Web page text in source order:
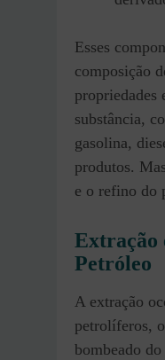
Esses
composição
propriedades
substância,
gasolina,
produtos.
e o refino do
Extração
Petróleo
A extração
petrolíferos,
bombeado